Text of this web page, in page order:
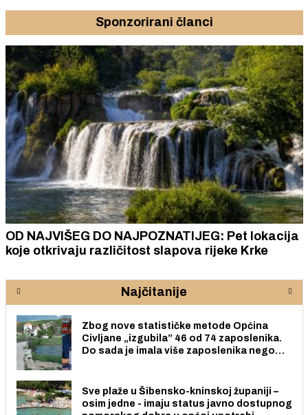
Sponzorirani članci
OD NAJVIŠEG DO NAJPOZNATIJEG: Pet lokacija
koje otkrivaju različitost slapova rijeke Krke
Najčitanije
Zbog nove statističke metode Općina
Civljane „izgubila” 46 od 74 zaposlenika.
Do sada je imala više zaposlenika nego
Sve plaže u Šibensko-kninskoj županiji –
osim jedne - imaju status javno dostupnog